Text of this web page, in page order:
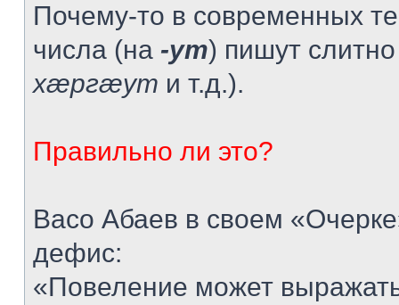
Почему-то в современных
числа (на -ут) пишут
хæргæут и т.д.).
Правильно ли это?
Васо Абаев в своем
дефис:
«Повеление может